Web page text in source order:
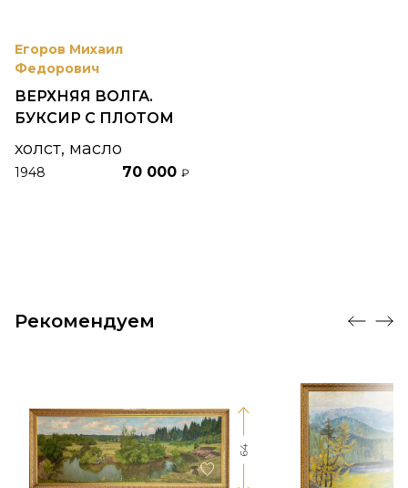
Егоров Михаил
Федорович
ВЕРХНЯЯ ВОЛГА.
БУКСИР С ПЛОТОМ
холст, масло
1948 70 000 ₽
Рекомендуем
64